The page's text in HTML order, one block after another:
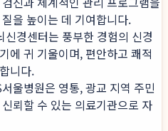
을 높이는 데 기여합니다.
신경센터는 풍부한 경험의 신경
에 귀 기울이며, 편안하고 쾌적
니다.
울병원은 영통, 광교 지역 주민
뢰할 수 있는 의료기관으로 자